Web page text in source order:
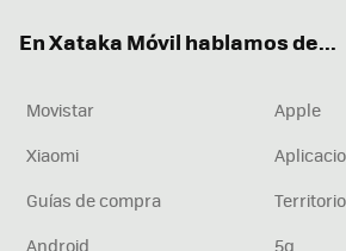
En Xataka Móvil hablamos de...
Movistar
Apple
Xiaomi
Guías de compra
Android
5g